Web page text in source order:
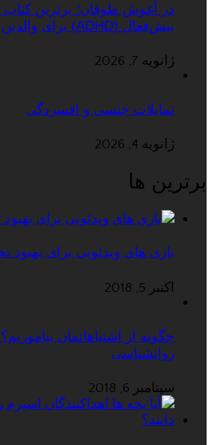
در آغوش طوفان؛ برترین
بیش‌فعال (ADHD) برای والدین
ژانویه 7, 2026
تمایلات جنسی و افسردگی
ژانویه 4, 2026
برترین ها
بازی های ویدئویی برای
اکتبر 5, 2018
چگونه از اشتباهاتمان
روانشناسی
سپتامبر 6, 2018